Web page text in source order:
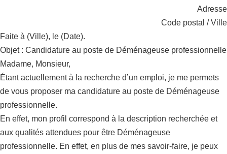
Adresse
Code postal / Ville
Faite à (Ville), le (Date).
Objet : Candidature au poste de Déménageuse professionnelle
Madame, Monsieur,
Étant actuellement à la recherche d’un emploi, je me permets
de vous proposer ma candidature au poste de Déménageuse
professionnelle.
En effet, mon profil correspond à la description recherchée et
aux qualités attendues pour être Déménageuse
professionnelle. En effet, en plus de mes savoir-faire, je peux